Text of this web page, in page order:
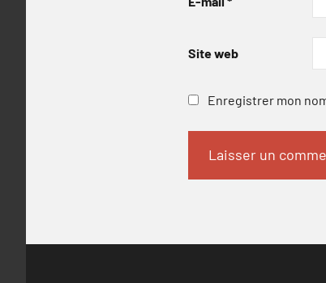
Site web
Enregistrer mon